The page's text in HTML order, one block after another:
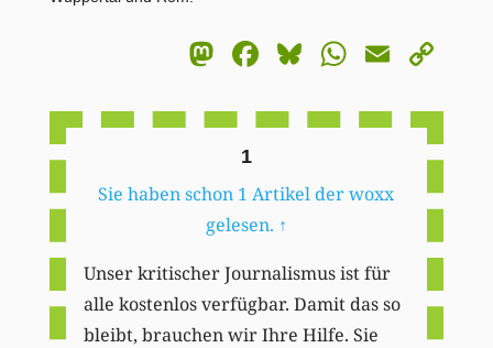
Mastodon
Facebook
BlueskyEmail
1
Sie haben schon 1 Artikel der woxx
gelesen. ↑
Unser kritischer Journalismus ist für
alle kostenlos verfügbar. Damit das so
bleibt, brauchen wir Ihre Hilfe. Sie